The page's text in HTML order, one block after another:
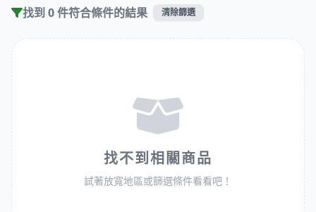
找到 0 件符合條件的結果 清除篩選
找不到相關商品
試著放寬地區或篩選條件看看吧！